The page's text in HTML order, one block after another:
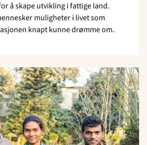
å skape utvikling i fattige land.
muligheter i livet som
knapt kunne drømme om.
Read
article
"Fra
elev
til
lærer"